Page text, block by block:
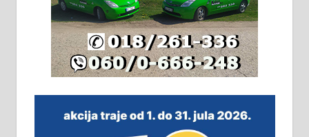
Издајем комплетно опремљену
халу на Житковачком путу, на
плацу површине око 7 ари.
064/321-80-51; 063/102-35-25
На продају легализована, нова,
м2 са плацем од 8 ари у Зеленом
виру у Алексинцу. Могућа